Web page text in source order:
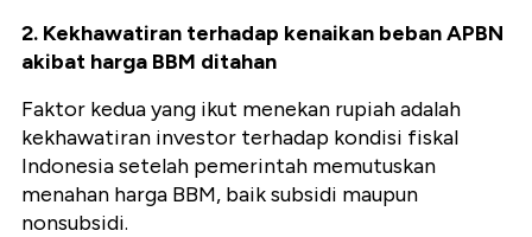
2. Kekhawatiran terhadap kenaikan beban APBN
akibat harga BBM ditahan
Faktor kedua yang ikut menekan rupiah adalah
kekhawatiran investor terhadap kondisi fiskal
Indonesia setelah pemerintah memutuskan
menahan harga BBM, baik subsidi maupun
nonsubsidi.